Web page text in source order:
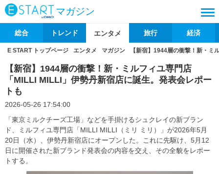
マガジン
総合 トレンド エンタメ 旅行 経済
E START トップページ エンタメ マガジン 【新宿】1944層の衝撃！新・ミ
【新宿】1944層の衝撃！新・ミルフィユ専門店
「MILLI MILLI」伊勢丹新宿店に誕生。発表会レポー
トも
2026-05-26 17:54:00
「東京ミルクチーズ工場」などを手掛けるシュクレイの新ブラン
ド、ミルフィユ専門店「MILLI MILLI（ミリ ミリ）」が2026年5月
20日（水）、伊勢丹新宿店にオープンした。これに先駆け、5月12
日に開催された新ブランド発表会の内容を交え、その全貌をレポー
トする。